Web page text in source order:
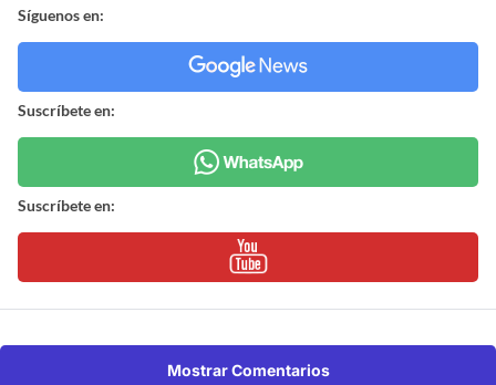
Síguenos en:
Suscríbete en:
Suscríbete en:
Mostrar Comentarios